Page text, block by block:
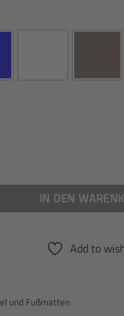
für MAN TGX BJ ab
IN DEN
Add to
und Fußmatten